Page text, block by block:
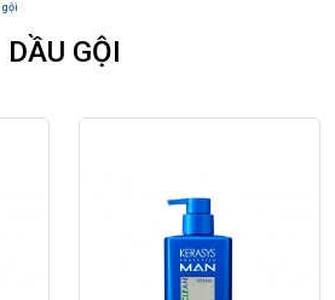
gội
DẦU GỘI